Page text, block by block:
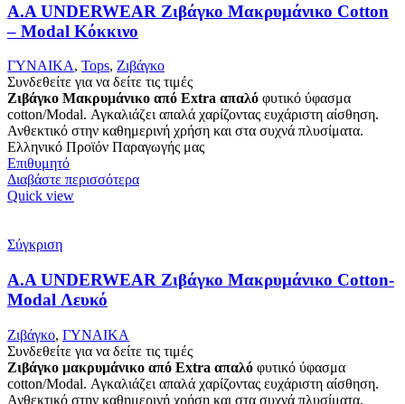
Α.A UNDERWEAR Ζιβάγκο Μακρυμάνικο Cotton
– Modal Κόκκινο
ΓΥΝΑΙΚΑ, Tops, Ζιβάγκο
Συνδεθείτε για να δείτε τις τιμές
Ζιβάγκο Μακρυμάνικο από Extra απαλό φυτικό ύφασμα
cotton/Modal. Αγκαλιάζει απαλά χαρίζοντας ευχάριστη αίσθηση.
Ανθεκτικό στην καθημερινή χρήση και στα συχνά πλυσίματα.
Ελληνικό Προϊόν Παραγωγής μας
Επιθυμητό
Διαβάστε περισσότερα
Quick view
Σύγκριση
Α.A UNDERWEAR Ζιβάγκο Μακρυμάνικο Cotton-
Modal Λευκό
Ζιβάγκο, ΓΥΝΑΙΚΑ
Συνδεθείτε για να δείτε τις τιμές
Ζιβάγκο μακρυμάνικο από Extra απαλό φυτικό ύφασμα
cotton/Modal. Αγκαλιάζει απαλά χαρίζοντας ευχάριστη αίσθηση.
Ανθεκτικό στην καθημερινή χρήση και στα συχνά πλυσίματα.